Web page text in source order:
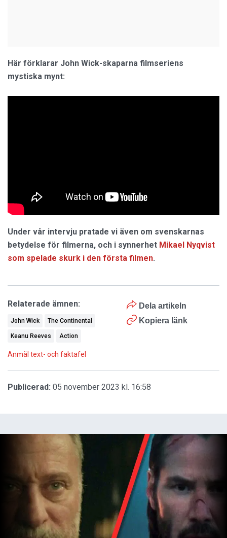
Här förklarar John Wick-skaparna filmseriens
mystiska mynt:
Under vår intervju pratade vi även om svenskarnas
betydelse för filmerna, och i synnerhet Mikael Nyqvist
som spelade skurk i den första filmen.
Dela artikeln
Kopiera länk
Relaterade ämnen:
John Wick The Continental
Keanu Reeves Action
Anmäl text- och faktafel
Publicerad: 05 november 2023 kl. 16:58